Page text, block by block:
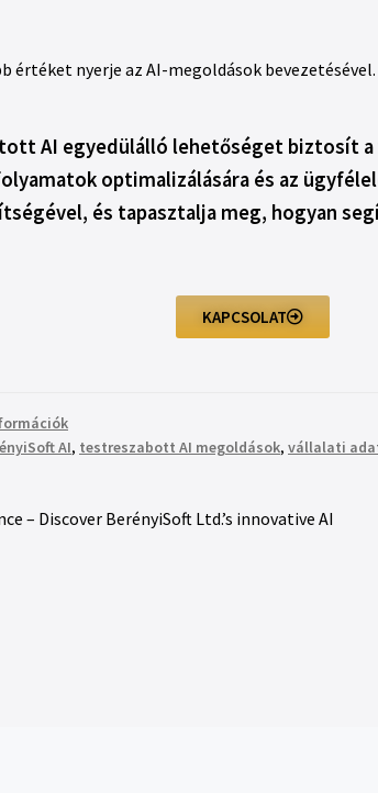
értéket nyerje az AI-megoldások bevezetésével.
AI egyedülálló lehetőséget biztosít a
optimalizálására és az
és tapasztalja meg, hogyan
KAPCSOLAT
AI, testreszabott AI megoldások, vállalati
– Discover BerényiSoft Ltd.’s innovative AI